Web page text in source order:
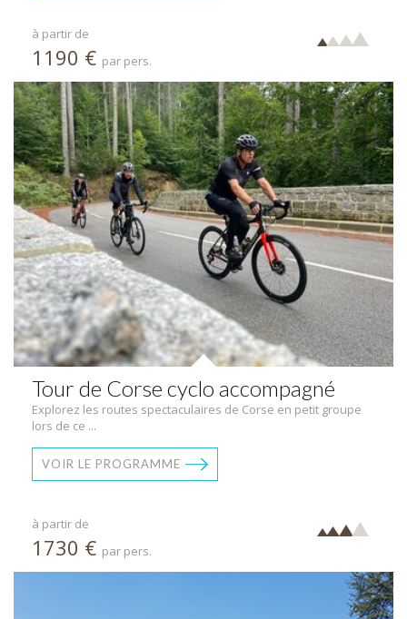
à partir de
1190 € par pers.
Tour de Corse cyclo accompagné
Explorez les routes spectaculaires de Corse en petit groupe
lors de ce ...
VOIR LE PROGRAMME
à partir de
1730 € par pers.